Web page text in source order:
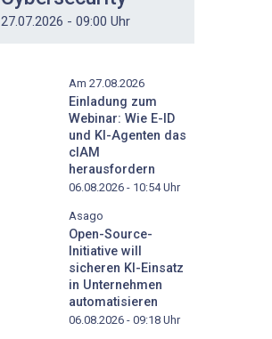
27.07.2026 - 09:00 Uhr
Am 27.08.2026
Einladung zum
Webinar: Wie E-ID
und KI-Agenten das
cIAM
herausfordern
06.08.2026 - 10:54Uhr
Asago
Open-Source-
Initiative will
sicheren KI-Einsatz
in Unternehmen
automatisieren
06.08.2026 - 09:18 Uhr